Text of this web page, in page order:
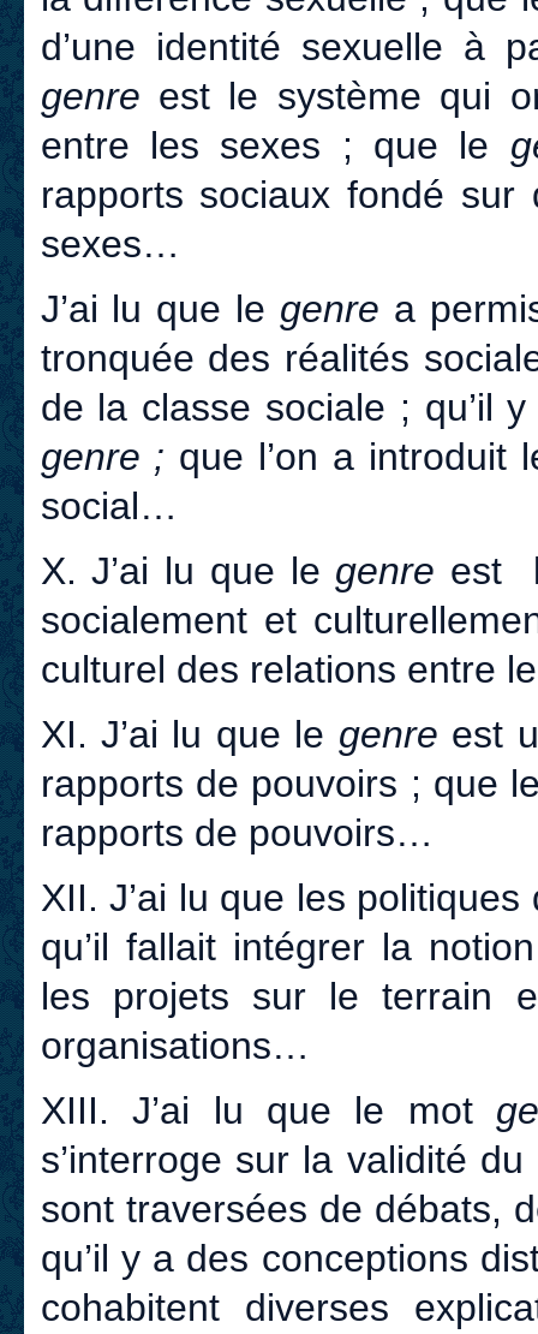
d’une identité sexuelle à
genre est le système qui
entre les sexes ; que le
rapports sociaux fondé
sexes…
J’ai lu que le genre a
tronquée des réalités
de la classe sociale ; qu’il
genre ; que l’on a
social…
X. J’ai lu que le genre est
socialement et
culturel des relations entre
XI. J’ai lu que le genre est
rapports de pouvoirs ; que
rapports de pouvoirs…
XII. J’ai lu que les
qu’il fallait intégrer la
les projets sur le terrain
organisations…
XIII. J’ai lu que le mot
s’interroge sur la validité
sont traversées de débats,
qu’il y a des conceptions
cohabitent diverses